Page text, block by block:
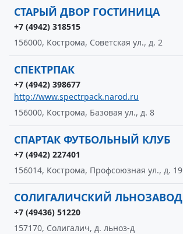
СТАРЫЙ ДВОР ГОСТИНИЦА
+7 (4942) 318515
156000, Кострома, Советская ул., д. 2
СПЕКТРПАК
+7 (4942) 398677
http://www.spectrpack.narod.ru
156000, Кострома, Базовая ул., д. 8
СПАРТАК ФУТБОЛЬНЫЙ КЛУБ
+7 (4942) 227401
156014, Кострома, Профсоюзная ул., д. 19
СОЛИГАЛИЧСКИЙ ЛЬНОЗАВОД
+7 (49436) 51220
157170, Солигалич, д. льноз-д